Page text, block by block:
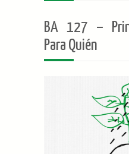
BA 127 –
Para Quién